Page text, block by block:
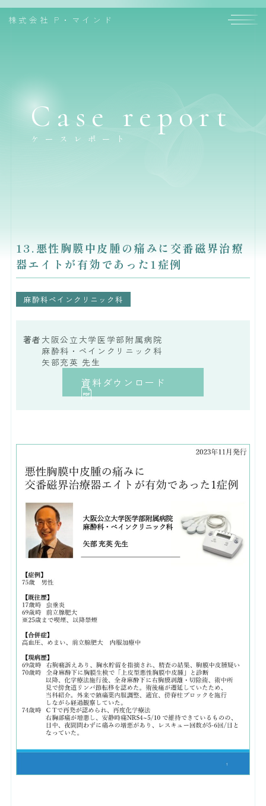
株式会社 P・マインド
Case report
ケースレポート
13.悪性胸膜中皮腫の痛みに交番磁界治療
器エイトが有効であった1症例
麻酔科ペインクリニック科
著者 大阪公立大学医学部附属病院
麻酔科・ペインクリニック科
矢部充英 先生
資料ダウンロード